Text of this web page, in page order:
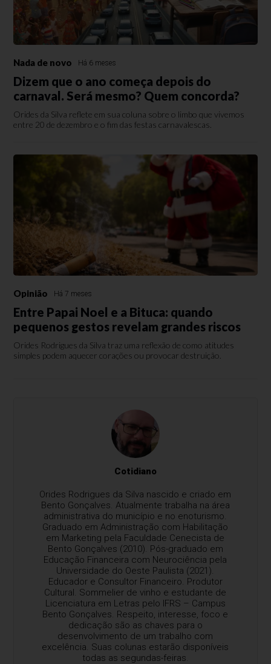
Nada de novo Há 6 meses
Dizem que o ano começa depois do
carnaval. Será mesmo? Quem concorda?
Orides da Silva reflete em sua coluna sobre o limbo que vivemos
entre 20 de dezembro e o fim das festas carnavalescas.
Opinião Há 7 meses
Entre Papai Noel e a Bituca: quando
pequenos gestos revelam grandes riscos
Orides Rodrigues da Silva traz uma reflexão de como atitudes
simples podem aquecer corações ou provocar destruição.
Cotidiano
Orides Rodrigues da Silva nascido e criado em
Bento Gonçalves. Atualmente trabalha na área
administrativa do município e no enoturismo.
Graduado em Administração com Habilitação
em Marketing pela Faculdade Cenecista de
Bento Gonçalves (2010). Pós-graduado em
Educação Financeira com Neurociência pela
Universidade do Oeste Paulista (2021).
Educador e Consultor Financeiro. Produtor
Cultural. Sommelier de vinho e estudante de
Licenciatura em Letras pelo IFRS – Campus
Bento Gonçalves. Respeito, interesse, foco e
dedicação são as chaves para o
desenvolvimento de um trabalho com
excelência. Suas colunas estarão disponíveis
todas as segundas-feiras.